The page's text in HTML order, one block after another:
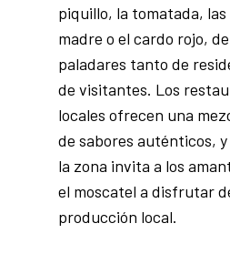
piquillo, la tomatada, las
madre o el cardo rojo,
paladares tanto de
de visitantes. Los
locales ofrecen una
de sabores auténticos, y
la zona invita a los
el moscatel a disfrutar
producción local.